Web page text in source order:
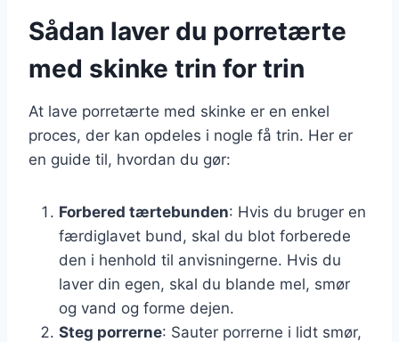
Sådan laver du porretærte
med skinke trin for trin
At lave porretærte med skinke er en enkel
proces, der kan opdeles i nogle få trin. Her er
en guide til, hvordan du gør:
Forbered tærtebunden: Hvis du bruger en
færdiglavet bund, skal du blot forberede
den i henhold til anvisningerne. Hvis du
laver din egen, skal du blande mel, smør
og vand og forme dejen.
Steg porrerne: Sauter porrerne i lidt smør,